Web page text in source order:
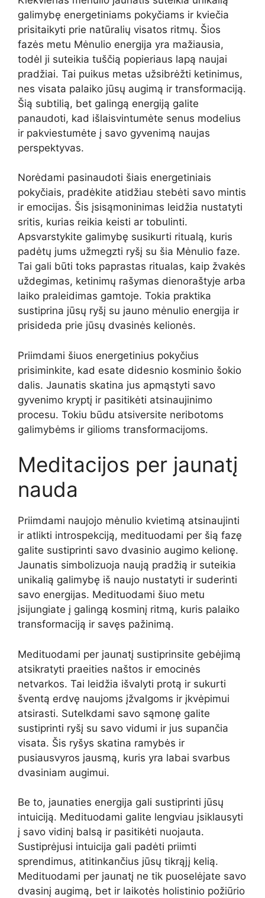
galimybę energetiniams pokyčiams ir kviečia
prisitaikyti prie natūralių visatos ritmų. Šios
fazės metu Mėnulio energija yra mažiausia,
todėl ji suteikia tuščią popieriaus lapą naujai
pradžiai. Tai puikus metas užsibrėžti ketinimus,
nes visata palaiko jūsų augimą ir transformaciją.
Šią subtilią, bet galingą energiją galite
panaudoti, kad išlaisvintumėte senus modelius
ir pakviestumėte į savo gyvenimą naujas
perspektyvas.
Norėdami pasinaudoti šiais energetiniais
pokyčiais, pradėkite atidžiau stebėti savo mintis
ir emocijas. Šis įsisąmoninimas leidžia nustatyti
sritis, kurias reikia keisti ar tobulinti.
Apsvarstykite galimybę susikurti ritualą, kuris
padėtų jums užmegzti ryšį su šia Mėnulio faze.
Tai gali būti toks paprastas ritualas, kaip žvakės
uždegimas, ketinimų rašymas dienoraštyje arba
laiko praleidimas gamtoje. Tokia praktika
sustiprina jūsų ryšį su jauno mėnulio energija ir
prisideda prie jūsų dvasinės kelionės.
Priimdami šiuos energetinius pokyčius
prisiminkite, kad esate didesnio kosminio šokio
dalis. Jaunatis skatina jus apmąstyti savo
gyvenimo kryptį ir pasitikėti atsinaujinimo
procesu. Tokiu būdu atsiversite neribotoms
galimybėms ir gilioms transformacijoms.
Meditacijos per jaunatį
nauda
Priimdami naujojo mėnulio kvietimą atsinaujinti
ir atlikti introspekciją, medituodami per šią fazę
galite sustiprinti savo dvasinio augimo kelionę.
Jaunatis simbolizuoja naują pradžią ir suteikia
unikalią galimybę iš naujo nustatyti ir suderinti
savo energijas. Medituodami šiuo metu
įsijungiate į galingą kosminį ritmą, kuris palaiko
transformaciją ir savęs pažinimą.
Medituodami per jaunatį sustiprinsite gebėjimą
atsikratyti praeities naštos ir emocinės
netvarkos. Tai leidžia išvalyti protą ir sukurti
šventą erdvę naujoms įžvalgoms ir įkvėpimui
atsirasti. Sutelkdami savo sąmonę galite
sustiprinti ryšį su savo vidumi ir jus supančia
visata. Šis ryšys skatina ramybės ir
pusiausvyros jausmą, kuris yra labai svarbus
dvasiniam augimui.
Be to, jaunaties energija gali sustiprinti jūsų
intuiciją. Medituodami galite lengviau įsiklausyti
į savo vidinį balsą ir pasitikėti nuojauta.
Sustiprėjusi intuicija gali padėti priimti
sprendimus, atitinkančius jūsų tikrąjį kelią.
Medituodami per jaunatį ne tik puoselėjate savo
dvasinį augimą, bet ir laikotės holistinio požiūrio